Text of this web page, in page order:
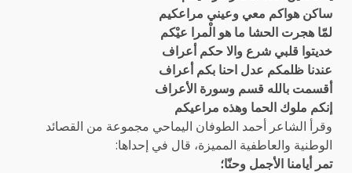
ساكن هواكم معي وعيني مراعكيم
لمّا هجرت الحشا ما هو الْمرا عيْكم
خديتوا قلبي شرع والا حكم أعراف
عندنا ظلمكم عدل احنا بكم أعراف
أقسمت بالله قسم وسورة الأعراف
إنكم ملوك الحما وهذه مراعيكم
وقرأ الشاعر أحمد الطوفان اليماحي مجموعة من القصائد
الوطنية والعاطفية المميزة، قال في إحداها:
تمر أيامنا الأجمل وحنّا؛